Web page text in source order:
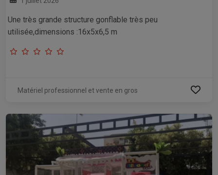
Une très grande structure gonflable très peu
utilisée,dimensions :16x5x6,5 m
Matériel professionnel et vente en gros